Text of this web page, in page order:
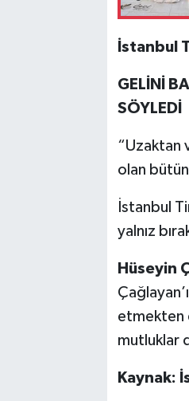
İstanbul
GELİNİ
SÖYLEDİ
“Uzaktan
olan
İstanbul
yalnız
Hüseyin
etmekten
mutluklar
Kaynak: